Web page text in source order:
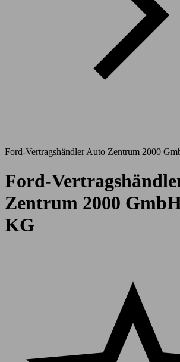
Ford-Vertragshändler Auto Zentrum 2000
Ford-
Zentrum 2000
KG